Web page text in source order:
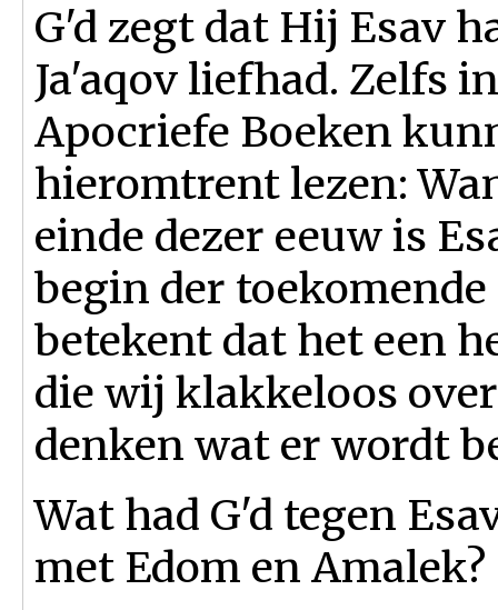
G'd zegt dat Hij Esav
Ja'aqov liefhad. Zelfs
Apocriefe Boeken
hieromtrent lezen:
einde dezer eeuw is
begin der toekomende
betekent dat het een
die wij klakkeloos
denken wat er wordt
Wat had G'd tegen
met Edom en Amalek?